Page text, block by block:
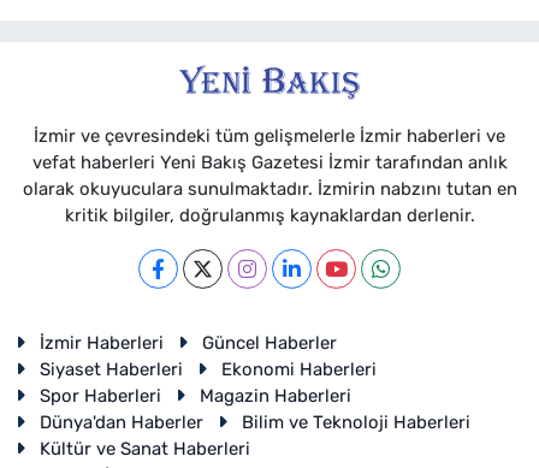
İzmir ve çevresindeki tüm gelişmelerle İzmir haberleri ve
vefat haberleri Yeni Bakış Gazetesi İzmir tarafından anlık
olarak okuyuculara sunulmaktadır. İzmirin nabzını tutan en
kritik bilgiler, doğrulanmış kaynaklardan derlenir.
İzmir Haberleri
Güncel Haberler
Siyaset Haberleri
Ekonomi Haberleri
Spor Haberleri
Magazin Haberleri
Dünya'dan Haberler
Bilim ve Teknoloji Haberleri
Kültür ve Sanat Haberleri